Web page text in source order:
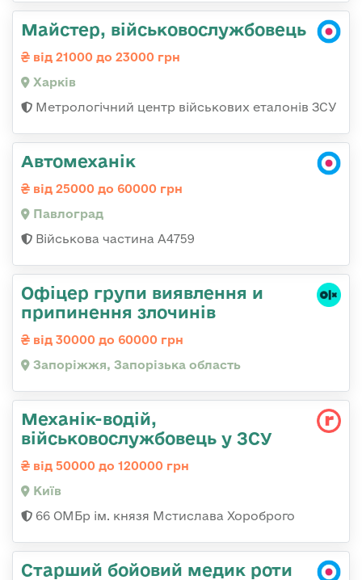
Майстер, військовослужбовець
від 21000 до 23000 грн
Харків
Метрологічний центр військових еталонів ЗСУ
Автомеханік
від 25000 до 60000 грн
Павлоград
Військова частина А4759
Офіцер групи виявлення и
припинення злочинів
від 30000 до 60000 грн
Запоріжжя, Запорізька область
Механік-водій,
військовослужбовець у ЗСУ
від 50000 до 120000 грн
Київ
66 ОМБр ім. князя Мстислава Хороброго
Старший бойовий медик роти